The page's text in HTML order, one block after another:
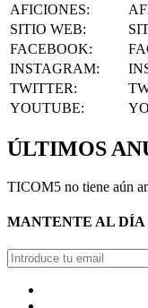
AFICIONES:
SITIO WEB:
FACEBOOK:
INSTAGRAM:
TWITTER:
YOUTUBE:
ÚLTIMOS
TICOM5 no tiene aún
MANTENTE AL DÍA